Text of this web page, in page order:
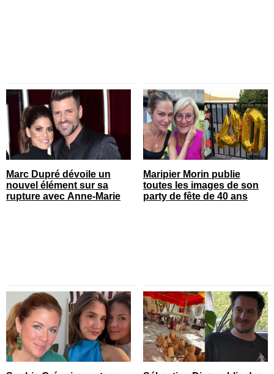
Marc Dupré dévoile un
nouvel élément sur sa
rupture avec Anne-Marie
Maripier Morin publie
toutes les images de son
party de fête de 40 ans